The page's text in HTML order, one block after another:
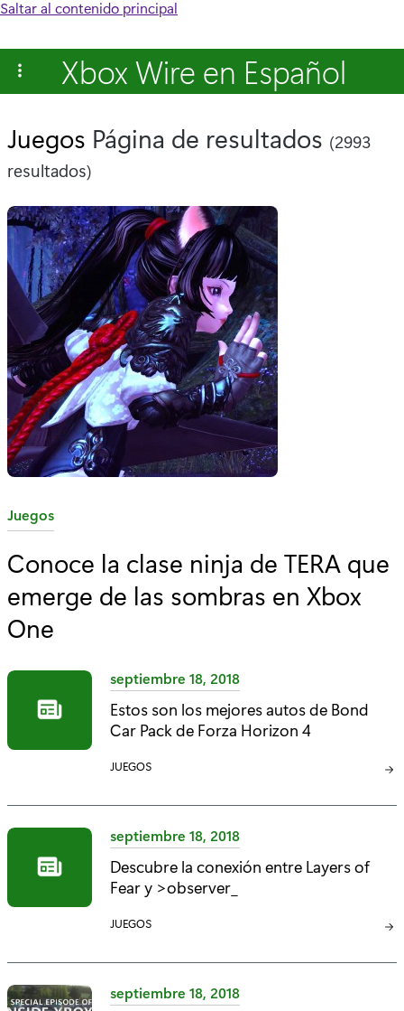
Saltar al contenido principal
Xbox Wire en Español
Juegos Página de resultados (2993
resultados)
C
t
g
o
Juegos
Conoce la clase ninja de TERA que
emerge de las sombras en Xbox
One
septiembre 18, 2018
Estos son los mejores autos de Bond
Car Pack de Forza Horizon 4
C
T
G
O
R
A
JUEGOS
septiembre 18, 2018
Descubre la conexión entre Layers of
Fear y >observer_
C
T
G
JUEGOS
septiembre 18, 2018